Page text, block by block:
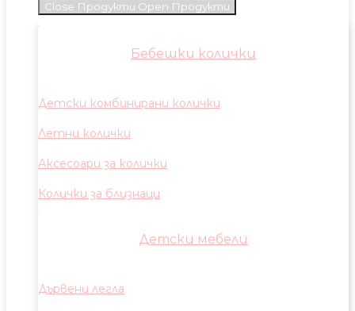
Close Продукти Open Продукти
Бебешки колички
Детски комбинирани колички
Летни колички
Аксесоари за колички
Колички за близнаци
Детски мебели
Дървени легла